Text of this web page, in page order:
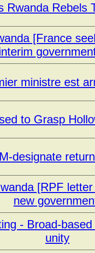
Rwanda Rebels
[France
ministre est
to Grasp
designate
[RPF
new
- Broad-
unity